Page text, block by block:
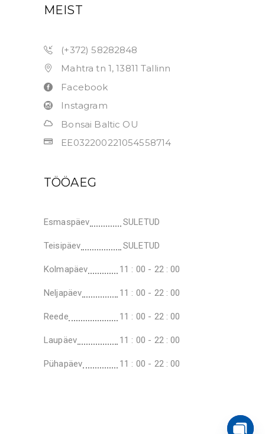
MEIST
(+372) 58282848
Mahtra tn 1, 13811 Tallinn
Facebook
Instagram
Bonsai Baltic OU
EE032200221054558714
TÖÖAEG
Esmaspäev SULETUD
Teisipäev SULETUD
Kolmapäev 11 : 00 - 22 : 00
Neljapäev 11 : 00 - 22 : 00
Reede 11 : 00 - 22 : 00
Laupäev 11 : 00 - 22 : 00
Pühapäev 11 : 00 - 22 : 00